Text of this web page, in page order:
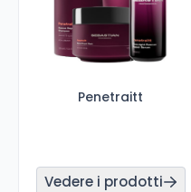
Penetraitt
Vedere i prodotti